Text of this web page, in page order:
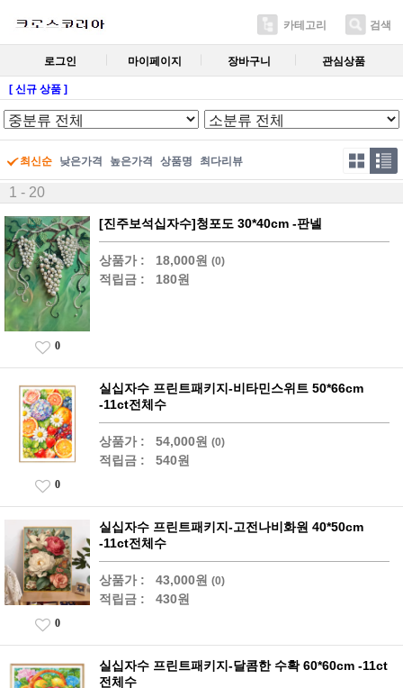
카테고리 검색
로그인 마이페이지 장바구니 관심상품
[ 신규 상품 ]
최신순 낮은가격 높은가격 상품명 최다리뷰
1 - 20
[진주보석십자수]청포도 30*40cm -판넬
상품가 : 18,000원 (0)
적립금 : 180원
0
실십자수 프린트패키지-비타민스위트 50*66cm
-11ct전체수
상품가 : 54,000원 (0)
적립금 : 540원
0
실십자수 프린트패키지-고전나비화원 40*50cm
-11ct전체수
상품가 : 43,000원 (0)
적립금 : 430원
0
실십자수 프린트패키지-달콤한 수확 60*60cm -11ct
전체수